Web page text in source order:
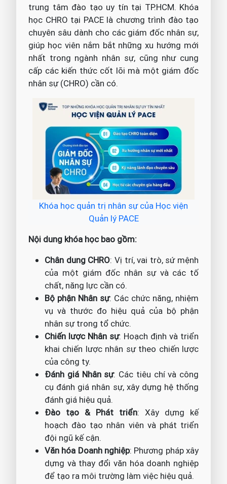
trung tâm đào tạo uy tín tại TP.HCM. Khóa
học CHRO tại PACE là chương trình đào tạo
chuyên sâu dành cho các giám đốc nhân sự,
giúp học viên nắm bắt những xu hướng mới
nhất trong ngành nhân sự, cũng như cung
cấp các kiến thức cốt lõi mà một giám đốc
nhân sự (CHRO) cần có.
Khóa học quản trị nhân sự của Học viện
Quản lý PACE
Nội dung khóa học bao gồm:
Chân dung CHRO: Vị trí, vai trò, sứ mệnh
của một giám đốc nhân sự và các tố
chất, năng lực cần có.
Bộ phận Nhân sự: Các chức năng, nhiệm
vụ và thước đo hiệu quả của bộ phận
nhân sự trong tổ chức.
Chiến lược Nhân sự: Hoạch định và triển
khai chiến lược nhân sự theo chiến lược
của công ty.
Đánh giá Nhân sự: Các tiêu chí và công
cụ đánh giá nhân sự, xây dựng hệ thống
đánh giá hiệu quả.
Đào tạo & Phát triển: Xây dựng kế
hoạch đào tạo nhân viên và phát triển
đội ngũ kế cận.
Văn hóa Doanh nghiệp: Phương pháp xây
dựng và thay đổi văn hóa doanh nghiệp
để tạo ra môi trường làm việc hiệu quả.